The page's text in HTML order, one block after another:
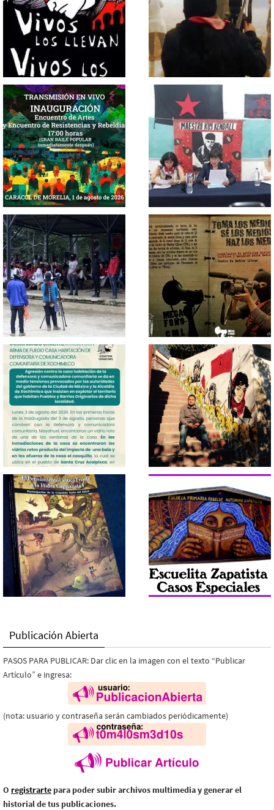
Publicación Abierta
PASOS PARA PUBLICAR: Dar clic en la imagen con el texto “Publicar
Artículo” e ingresa:
(nota: usuario y contraseña serán cambiados periódicamente)
O registrarte para poder subir archivos multimedia y generar el
historial de tus publicaciones.